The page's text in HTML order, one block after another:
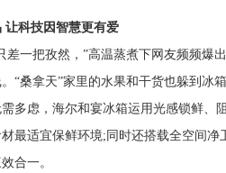
科技因智慧更有爱
一把孜然，”高温蒸煮下网友频频爆
“桑拿天”家里的水果和干货也躲到冰
多虑，海尔和宴冰箱运用光感锁鲜、
最适宜保鲜环境;同时还搭载全空间净
合一。